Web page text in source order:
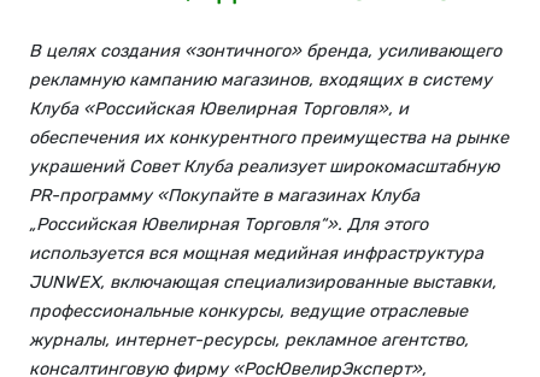
В целях создания «зонтичного» бренда, усиливающего
рекламную кампанию магазинов, входящих в систему
Клуба «Российская Ювелирная Торговля», и
обеспечения их конкурентного преимущества на рынке
украшений Совет Клуба реализует широкомасштабную
PR-программу «Покупайте в магазинах Клуба
„Российская Ювелирная Торговля“». Для этого
используется вся мощная медийная инфраструктура
JUNWEX, включающая специализированные выставки,
профессиональные конкурсы, ведущие отраслевые
журналы, интернет-ресурсы, рекламное агентство,
консалтинговую фирму «РосЮвелирЭксперт»,